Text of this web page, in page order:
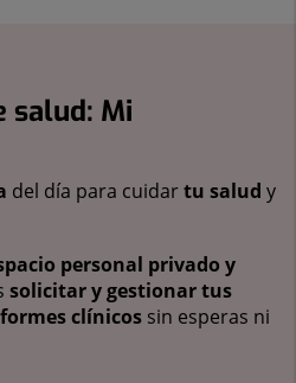
salud: Mi
del día para cuidartu salud y
personal privado y
solicitar y gestionar tus
clínicos sin esperas ni